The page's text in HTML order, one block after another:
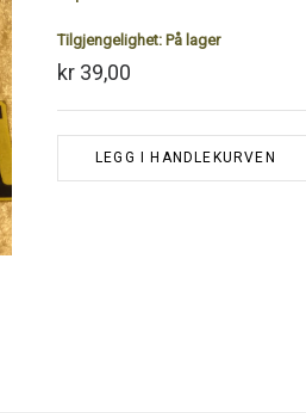
Tilgjengelighet: På lager
kr 39,00
LEGG I HANDLEKURVEN